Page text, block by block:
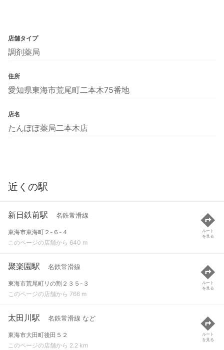
店舗タイプ
調剤薬局
住所
愛知県東海市荒尾町二本木75番地
店名
たんぽぽ薬局二本木店
近くの駅
新日鉄前駅 名鉄常滑線
東海市東海町２-６-４
このページの店舗から 640 m
ルート
を見る
聚楽園駅 名鉄常滑線
東海市荒尾町リの割２３５-３
このページの店舗から 766 m
ルート
を見る
太田川駅 名鉄常滑線 など
東海市大田町後田５２
このページの店舗から 2.2 km
ルート
を見る